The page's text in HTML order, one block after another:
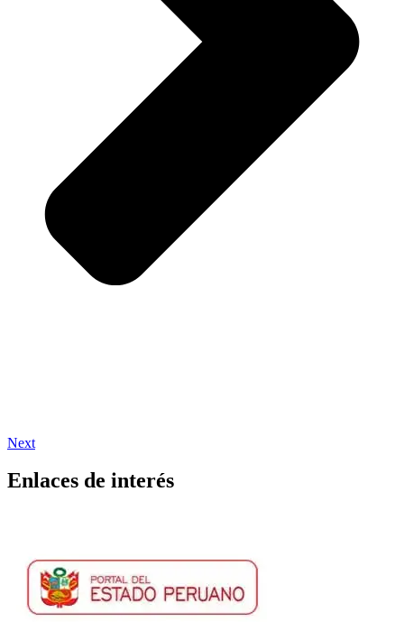
Next
Enlaces de interés